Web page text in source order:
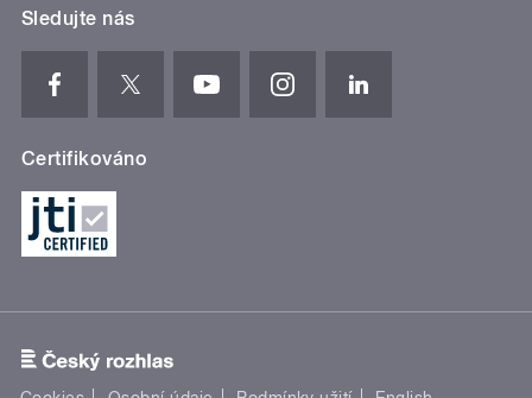
Sledujte nás
Certifikováno